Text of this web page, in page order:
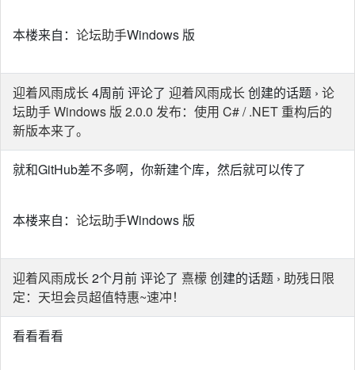
本楼来自： 论坛助手Windows 版
迎着风雨成长 4周前 评论了 迎着风雨成长 创建的话题 › 论
坛助手 Windows 版 2.0.0 发布：使用 C# / .NET 重构后的
新版本来了。
就和GitHub差不多啊，你新建个库，然后就可以传了
本楼来自： 论坛助手Windows 版
迎着风雨成长 2个月前 评论了 熹檬创建的话题 › 助残日限
定：天坦会员超值特惠~速冲！
看看看看